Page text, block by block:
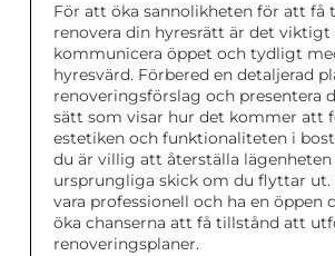
För att öka sannolikheten för att få
renovera din hyresrätt är det viktigt
kommunicera öppet och tydligt
hyresvärd. Förbered en detaljerad
renoveringsförslag och presentera
sätt som visar hur det kommer att
estetiken och funktionaliteten i
du är villig att återställa
ursprungliga skick om du flyttar ut.
vara professionell och ha en öppen
öka chanserna att få tillstånd att
renoveringsplaner.